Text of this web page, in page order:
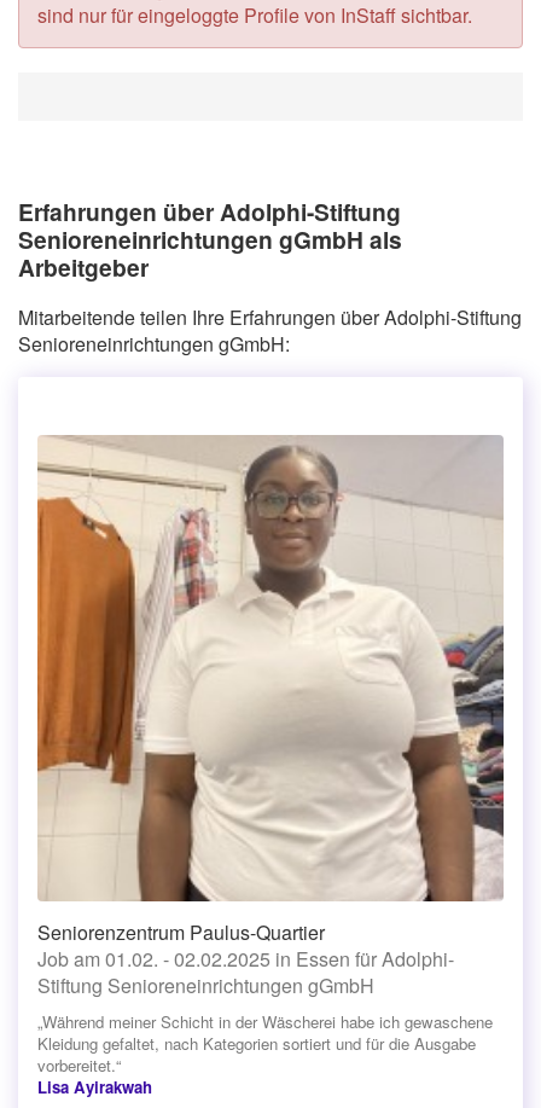
sind nur für eingeloggte Profile von InStaff sichtbar.
Erfahrungen über Adolphi-Stiftung
Senioreneinrichtungen gGmbH als
Arbeitgeber
Mitarbeitende teilen Ihre Erfahrungen über Adolphi-Stiftung
Senioreneinrichtungen gGmbH:
Seniorenzentrum Paulus-Quartier
Job am 01.02. - 02.02.2025 in Essen für Adolphi-
Stiftung Senioreneinrichtungen gGmbH
„Während meiner Schicht in der Wäscherei habe ich gewaschene
Kleidung gefaltet, nach Kategorien sortiert und für die Ausgabe
vorbereitet.“
Lisa Ayirakwah